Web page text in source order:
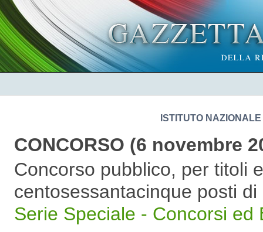
ISTITUTO
CONCORSO (6 novembre
Concorso pubblico, per titoli
centosessantacinque posti
Serie Speciale - Concorsi